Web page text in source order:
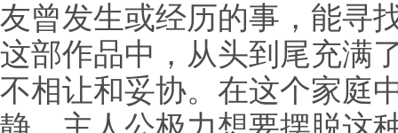
友曾发生或经历的事，能寻
这部作品中，从头到尾充满
不相让和妥协。在这个家庭